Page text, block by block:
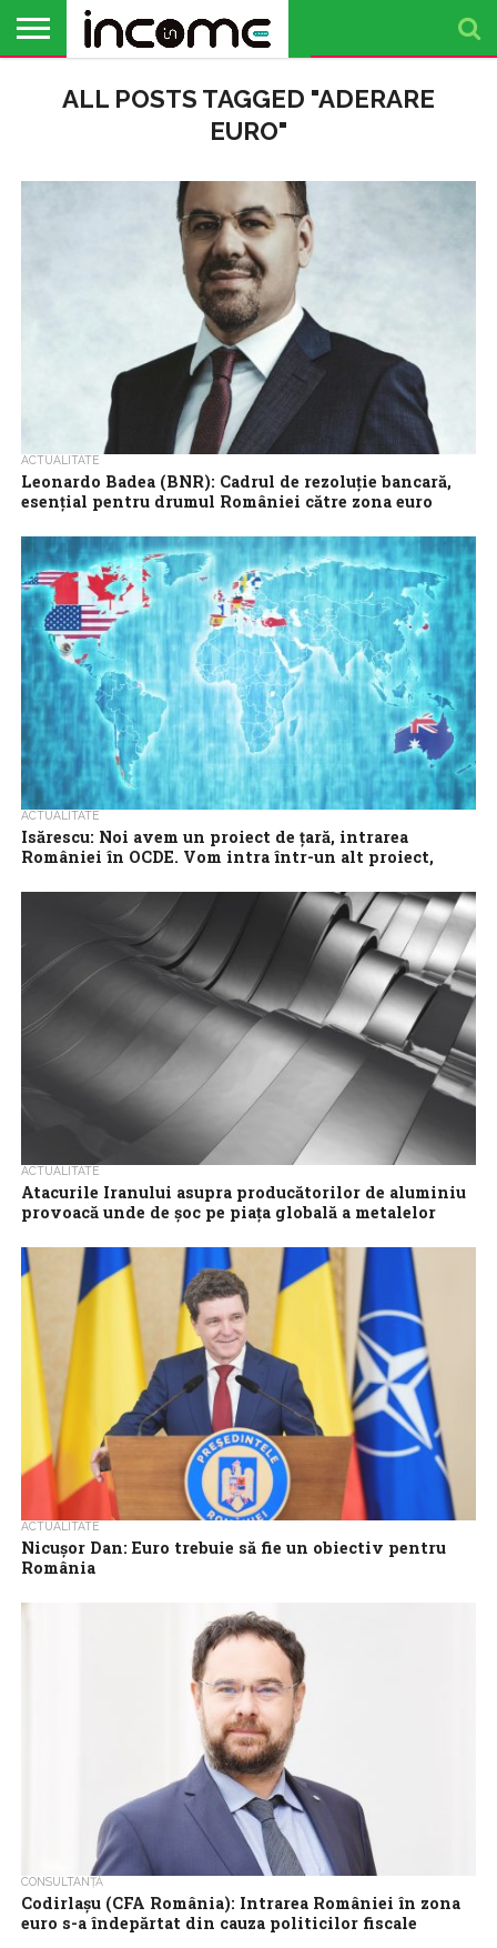
PROFIL DE
ANTREPRENOR
BUSINESS
ANALIZE
OPINII
FINANȚE
PERSONALE
TIMP
LIBER
ALL POSTS TAGGED "ADERARE
EURO"
ACTUALITATE
Leonardo Badea (BNR): Cadrul de rezoluție bancară,
esențial pentru drumul României către zona euro
strategică pentru pregătirea aderării la Uniunea Bancară și
convergența spre zona euro, susține prim-viceguvernatorul...
ACTUALITATE
Isărescu: Noi avem un proiect de țară, intrarea
României în OCDE. Vom intra într-un alt proiect,
România are deja un ‘proiect de țară’ reprezentat de aderarea la
OCDE, aflată în faza finală, iar următorul obiectiv strategic va fi...
ACTUALITATE
Atacurile Iranului asupra producătorilor de aluminiu
provoacă unde de şoc pe piaţa globală a metalelor
atinse din 2022, după ce Iranul a atacat în weekend...
ACTUALITATE
Nicuşor Dan: Euro trebuie să fie un obiectiv pentru
România
Economist Romania Government Roundtable 2026, că
integrarea în zona euro trebuie să...
CONSULTANȚĂ
Codirlașu (CFA România): Intrarea României în zona
euro s-a îndepărtat din cauza politicilor fiscale